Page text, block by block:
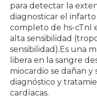
para detectar la
diagnosticar el
completo de hs-cTnI
alta sensibilidad
sensibilidad).Es una
libera en la sangre
miocardio se dañan y
diagnóstico y
cardíacas.